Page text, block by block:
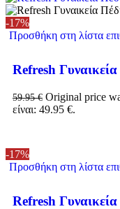
-17%
Προσθήκη στη λίστα
Refresh
59.95€ Original price
είναι: 49.95 €.
-17%
Προσθήκη στη λίστα
Refresh